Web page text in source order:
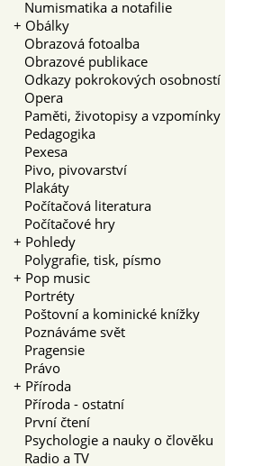
Numismatika a notafilie
+ Obálky
Obrazová fotoalba
Obrazové publikace
Odkazy pokrokových osobností
Opera
Paměti, životopisy a vzpomínky
Pedagogika
Pexesa
Pivo, pivovarství
Plakáty
Počítačová literatura
Počítačové hry
+ Pohledy
Polygrafie, tisk, písmo
+ Pop music
Portréty
Poštovní a kominické knížky
Poznáváme svět
Pragensie
Právo
+ Příroda
Příroda - ostatní
První čtení
Psychologie a nauky o člověku
Radio a TV